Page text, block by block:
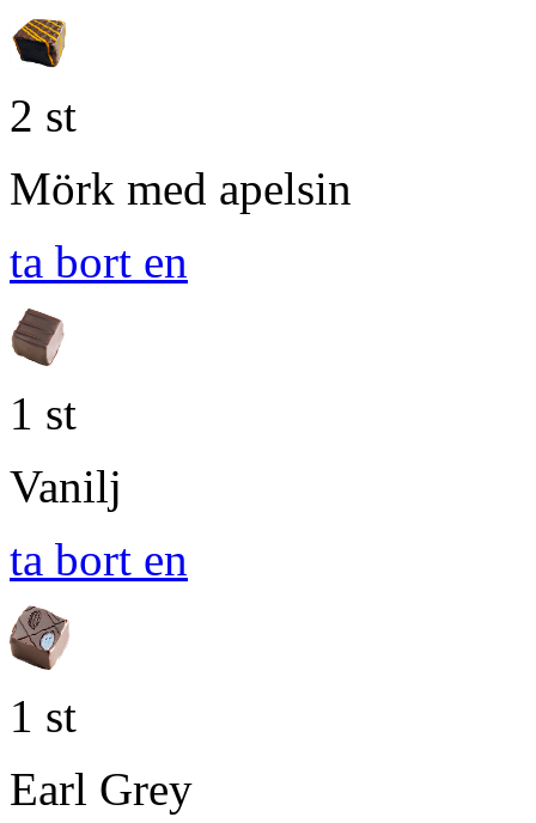
2 st
Mörk med apelsin
ta bort en
1 st
Vanilj
ta bort en
1 st
Earl Grey